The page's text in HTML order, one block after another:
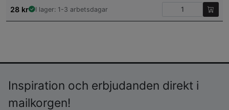
28 kr I lager: 1-3 arbetsdagar
Inspiration och erbjudanden direkt i
mailkorgen!